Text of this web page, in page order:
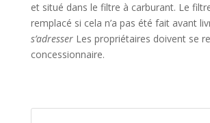
et situé dans le filtre à carburant. Le
remplacé si cela n’a pas été fait avant
s’adresserLes propriétaires doivent se
concessionnaire.